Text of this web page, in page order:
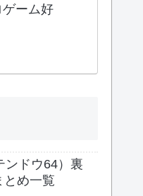
ーム好
ンドウ64）裏
とめ一覧